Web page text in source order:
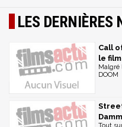
LES DERNIÈRES
Call
le film
Malgré
DOOM
Tout